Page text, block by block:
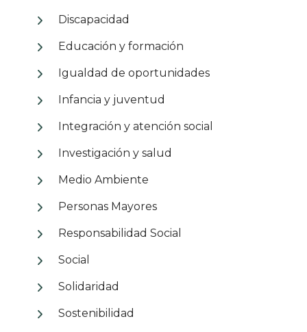
Discapacidad
Educación y formación
Igualdad de oportunidades
Infancia y juventud
Integración y atención social
Investigación y salud
Medio Ambiente
Personas Mayores
Responsabilidad Social
Social
Solidaridad
Sostenibilidad